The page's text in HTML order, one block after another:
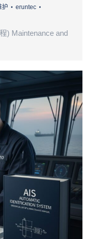
护
eruntec
) Maintenance and